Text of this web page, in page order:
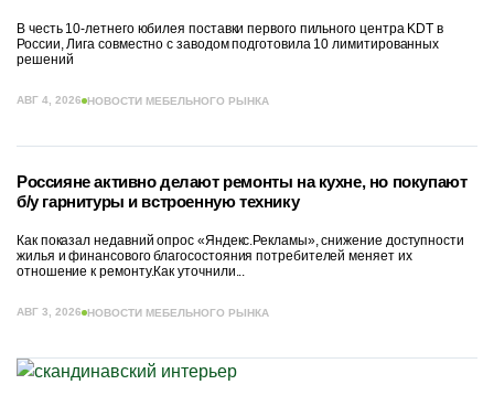
В честь 10-летнего юбилея поставки первого пильного центра KDT в
России, Лига совместно с заводом подготовила 10 лимитированных
решений
АВГ 4, 2026 НОВОСТИ МЕБЕЛЬНОГО РЫНКА
Россияне активно делают ремонты на кухне, но покупают
б/у гарнитуры и встроенную технику
Как показал недавний опрос «Яндекс.Рекламы», снижение доступности
жилья и финансового благосостояния потребителей меняет их
отношение к ремонту.Как уточнили...
АВГ 3, 2026 НОВОСТИ МЕБЕЛЬНОГО РЫНКА